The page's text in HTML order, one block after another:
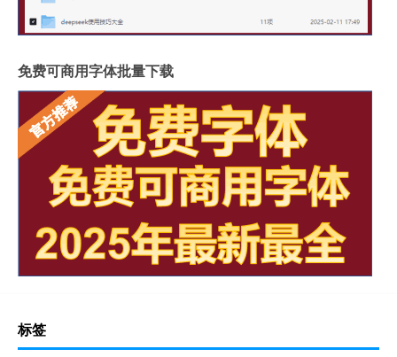
免费可商用字体批量下载
标签